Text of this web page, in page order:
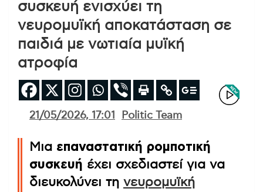
συσκευή ενισχύει τη
νευρομυϊκή αποκατάσταση σε
παιδιά με νωτιαία μυϊκή
ατροφία
21/05/2026, 17:01 Politic Team
Μια επαναστατική ρομποτική
συσκευή έχει σχεδιαστεί για να
διευκολύνει τη νευρομυϊκή